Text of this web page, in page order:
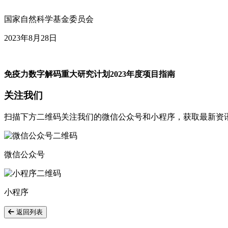
国家自然科学基金委员会
2023年8月28日
免疫力数字解码重大研究计划2023年度项目指南
关注我们
扫描下方二维码关注我们的微信公众号和小程序，获取最新资
微信公众号
小程序
返回列表